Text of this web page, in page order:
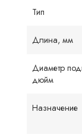
Тип
Длина, мм
Диаметр
дюйм
Назначение